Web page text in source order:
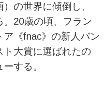
の世界に傾倒し、
20歳の頃、フラン
ア《fnac》の新人バン
ト大賞に選ばれたの
する。